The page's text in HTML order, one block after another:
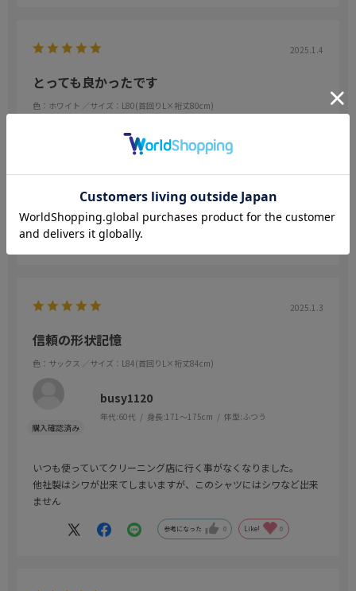
2025.1.4
とっても良かったです
色：ホワイト ／サイズ：L80(首回りL×裄丈80cm)
tafu
ノーアイロン良かったです😊✌️
2025.1.3
信頼の形状記憶
色：サックス ／サイズ：L84(首回りL×裄丈84cm)
busy1120
年代:60代 身長:171～175cm 体型:ふつう
いつも使っていてクリーニング店に行く事がなくなりました。
他社製はシワが出来てしまいますが、このシャツにはシワなど出来
ません
参考になった 0 Like! 0